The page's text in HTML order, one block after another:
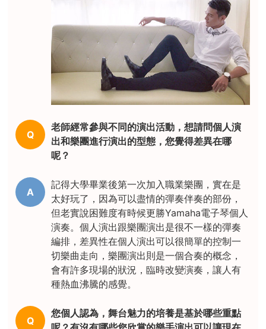
Q
老師經常參與不同的演出活動，想請問個人演
出和樂團進行演出的型態，您覺得差異在哪
呢？
A
記得大學畢業後第一次加入職業樂團，實在是
太好玩了，因為可以盡情的彈奏伴奏的部份，
但老實說困難度有時候更勝Yamaha電子琴個人
演奏。個人演出跟樂團演出是很不一樣的彈奏
編排，差異性在個人演出可以很簡單的控制一
切樂曲走向，樂團演出則是一個合奏的概念，
會有許多現場的狀況，臨時改變演奏，讓人有
種熱血沸騰的感覺。
Q
您個人認為，舞台魅力的培養是基於哪些重點